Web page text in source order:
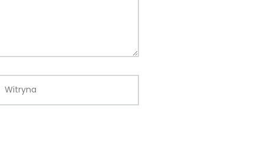
Witryna